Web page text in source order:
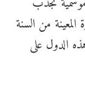
من السنة
الدول على